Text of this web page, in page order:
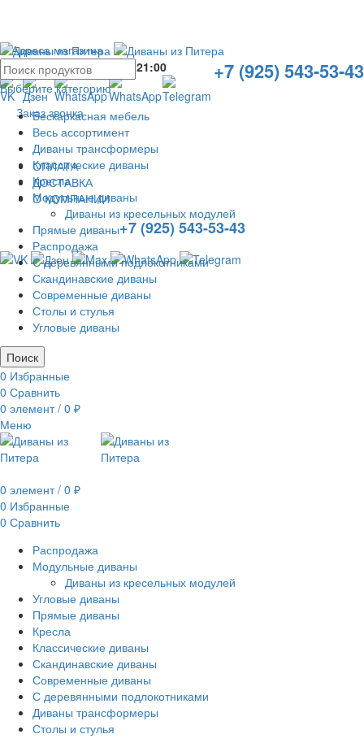
Адреса магазина
+7 (925) 543-53-43
Без выходных с10:00 21:00
Заказ звонка
ОПЛАТА
ДОСТАВКА
О КОМПАНИИ
+7 (925) 543-53-43
Выберите категорию
Бескаркасная мебель
Весь ассортимент
Диваны трансформеры
Классические диваны
Кресла
Модульные диваны
Диваны из кресельных модулей
Прямые диваны
Распродажа
С деревянными подлокотниками
Скандинавские диваны
Современные диваны
Столы и стулья
Угловые диваны
Поиск
0 Избранные
0 Сравнить
0 элемент / 0 ₽
Меню
0 элемент / 0 ₽
0 Избранные
0 Сравнить
Распродажа
Модульные диваны
Диваны из кресельных модулей
Угловые диваны
Прямые диваны
Кресла
Классические диваны
Скандинавские диваны
Современные диваны
С деревянными подлокотниками
Диваны трансформеры
Столы и стулья